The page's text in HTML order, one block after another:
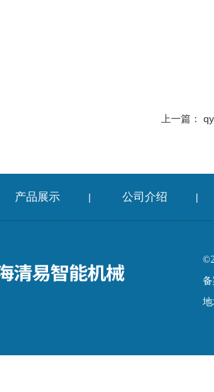
上一篇：
产品展示 | 公司介绍 |
备